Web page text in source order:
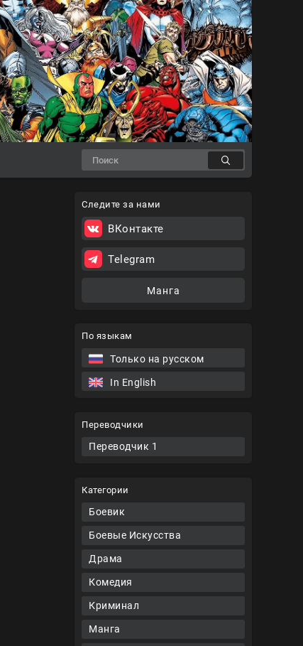
По языкам
Только на русском
In English
Переводчики
Переводчик 1
Категории
Боевик
Боевые Искусства
Драма
Комедия
Криминал
Манга
Следите за нами
ВКонтакте
Telegram
Манга